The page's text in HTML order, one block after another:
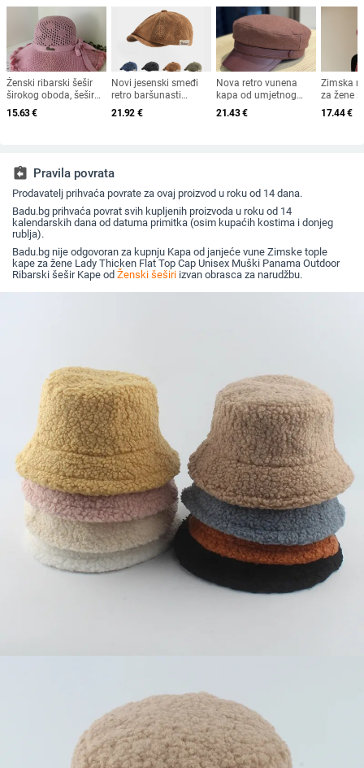
Ženski ribarski šešir
širokog oboda, šešir
za sunce, pleteni šešir
za sunce, šešir za
15.63€
Novi jesenski smeđi
retro baršunasti
osmerokutni šešir za
muškarce i žene,
jesen i zimu
21.92 €
Nova retro vunena
kapa od umjetnog
krzna za jesen i zimu
2025. za žene,
21.43€
Zimska
za žene
starijih
od
17.44€
assignment_return Pravila povrata
Prodavatelj prihvaća povrate za ovaj proizvod u roku od 14 dana.
Badu.bg prihvaća povrat svih kupljenih proizvoda u roku od 14
kalendarskih dana od datuma primitka (osim kupaćih kostima i donjeg
rublja).
Badu.bg nije odgovoran za kupnju Kapa od janjeće vune Zimske tople
kape za žene Lady Thicken Flat Top Cap Unisex Muški Panama Outdoor
Ribarski šešir Kape od Ženski šeširi izvan obrasca za narudžbu.